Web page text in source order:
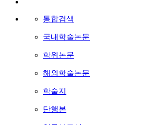
통합검색
국내학술논문
학위논문
해외학술논문
학술지
단행본